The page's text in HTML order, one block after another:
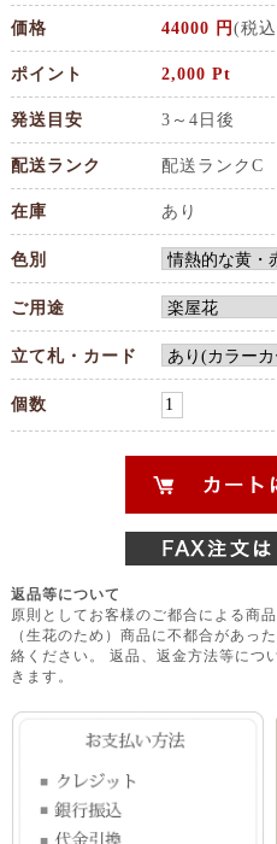
価格 44000 円 (税
ポイント 2,000 Pt
発送目安 3～4日後
配送ランク 配送ランクC
在庫 あり
色別
ご用途
立て札・カード
個数
返品等について
原則としてお客様のご都合による商
（生花のため）商品に不都合があっ
絡ください。 返品、返金方法等につ
きます。